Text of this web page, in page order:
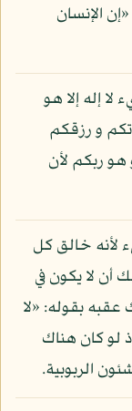
الإنسان
إله إلا هو
و رزقكم
هو ربكم لأن
خالق كل
أن لا يكون في
عقبه بقوله: «لا
لو كان هناك
الربوبية.